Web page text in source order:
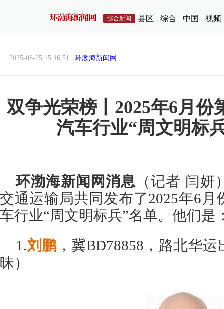
综合新闻 县区 综合 中国 视频
2025-06-25 15:46:51 | 环渤海新闻网
双争光荣榜丨2025年6月份
汽车行业“周文明标
环渤海新闻网消息 （记者 闫
交通运输局共同发布了2025年6
车行业“周文明标兵”名单。他们是
1.刘鹏，冀BD78858，路北华
昧）